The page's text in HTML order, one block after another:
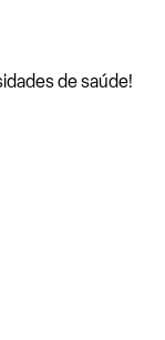
de saúde!